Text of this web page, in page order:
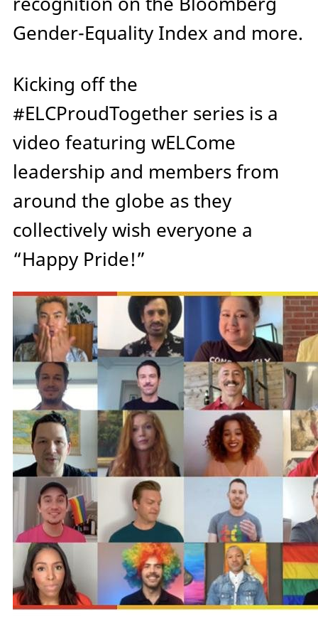
Gender-Equality Index and more.
Kicking off the
#ELCProudTogether series is a
video featuring wELCome
leadership and members from
around the globe as they
collectively wish everyone a
“Happy Pride!”